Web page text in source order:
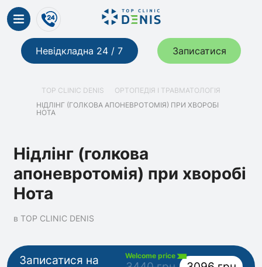
Невідкладна 24 / 7 Записатися
TOP CLINIC DENIS
ОРТОПЕДІЯ І ТРАВМАТОЛОГІЯ
НІДЛІНГ (ГОЛКОВА АПОНЕВРОТОМІЯ) ПРИ ХВОРОБІ
НОТА
Нідлінг (голкова
апоневротомія) при хворобі
Нота
в TOP CLINIC DENIS
Записатися на
Welcome price